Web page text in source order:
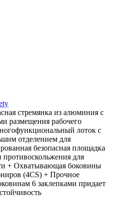
стремянка из алюминия с
размещения рабочего
лоток с
отделением для
безопасная площадка
для
+ Охватывающая боковины
(4CS) + Прочное
6 заклепками придает